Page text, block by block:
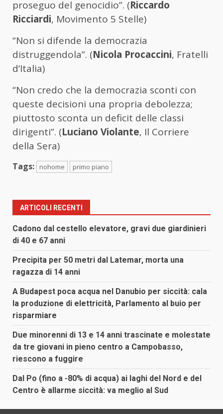
proseguo del genocidio”. (Riccardo
Ricciardi, Movimento 5 Stelle)
“Non si difende la democrazia
distruggendola”. (Nicola Procaccini, Fratelli
d’Italia)
“Non credo che la democrazia sconti con
queste decisioni una propria debolezza;
piuttosto sconta un deficit delle classi
dirigenti”. (Luciano Violante, Il Corriere
della Sera)
Tags: nohome primo piano
ARTICOLI RECENTI
Cadono dal cestello elevatore, gravi due giardinieri
di 40 e 67 anni
Precipita per 50 metri dal Latemar, morta una
ragazza di 14 anni
A Budapest poca acqua nel Danubio per siccità: cala
la produzione di elettricità, Parlamento al buio per
risparmiare
Due minorenni di 13 e 14 anni trascinate e molestate
da tre giovani in pieno centro a Campobasso,
riescono a fuggire
Dal Po (fino a -80% di acqua) ai laghi del Nord e del
Centro è allarme siccità: va meglio al Sud